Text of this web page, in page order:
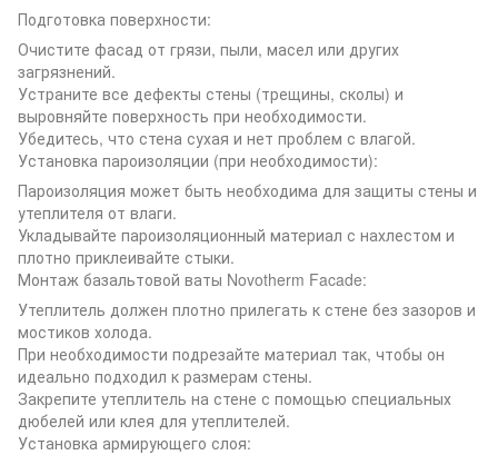
Подготовка поверхности:
Очистите фасад от грязи, пыли, масел или других
загрязнений.
Устраните все дефекты стены (трещины, сколы) и
выровняйте поверхность при необходимости.
Убедитесь, что стена сухая и нет проблем с влагой.
Установка пароизоляции (при необходимости):
Пароизоляция может быть необходима для защиты стены и
утеплителя от влаги.
Укладывайте пароизоляционный материал с нахлестом и
плотно приклеивайте стыки.
Монтаж базальтовой ваты Novotherm Facade:
Утеплитель должен плотно прилегать к стене без зазоров и
мостиков холода.
При необходимости подрезайте материал так, чтобы он
идеально подходил к размерам стены.
Закрепите утеплитель на стене с помощью специальных
дюбелей или клея для утеплителей.
Установка армирующего слоя: